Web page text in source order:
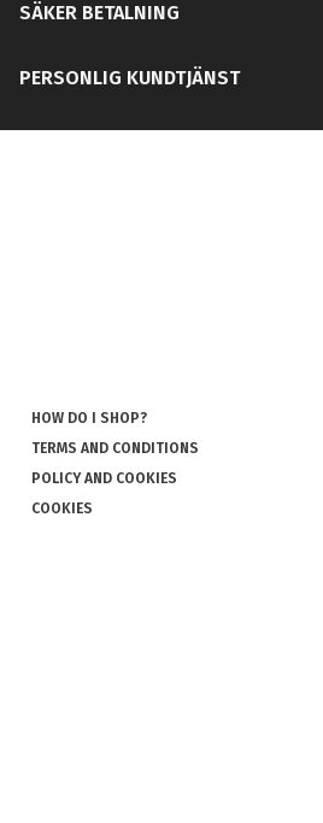
SÄKER BETALNING
PERSONLIG KUNDTJÄNST
HOW DO I SHOP?
TERMS AND CONDITIONS
POLICY AND COOKIES
COOKIES